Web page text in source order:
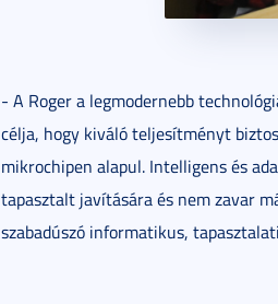
- A Roger a legmodernebb
célja, hogy kiváló teljesítményt
mikrochipen alapul. Intelligens és
tapasztalt javítására és nem zavar
szabadúszó informatikus,